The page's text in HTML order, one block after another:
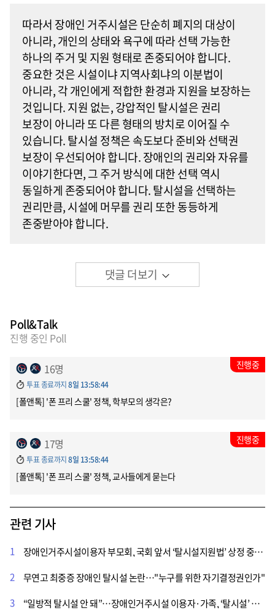
따라서 장애인 거주시설은 단순히 폐지의 대상이
아니라, 개인의 상태와 욕구에 따라 선택 가능한
하나의 주거 및 지원 형태로 존중되어야 합니다.
중요한 것은 시설이냐 지역사회냐의 이분법이
아니라, 각 개인에게 적합한 환경과 지원을 보장하는
것입니다. 지원 없는, 강압적인 탈시설은 권리
보장이 아니라 또 다른 형태의 방치로 이어질 수
있습니다. 탈시설 정책은 속도보다 준비와 선택권
보장이 우선되어야 합니다. 장애인의 권리와 자유를
이야기한다면, 그 주거 방식에 대한 선택 역시
동일하게 존중되어야 합니다. 탈시설을 선택하는
권리만큼, 시설에 머무를 권리 또한 동등하게
존중받아야 합니다.
댓글 더보기
Poll&Talk
진행 중인 Poll
진행중
16명
투표 종료까지8일 13:58:44
[폴앤톡] '폰 프리 스쿨' 정책, 학부모의 생각은?
진행중
17명
투표 종료까지8일 13:58:44
[폴앤톡] '폰 프리 스쿨' 정책, 교사들에게 묻는다
관련 기사
1
장애인거주시설이용자 부모회, 국회 앞서 ‘탈시설지원법’ 상정 중단 촉구
2
무연고 최중증 장애인 탈시설 논란…"누구를 위한 자기결정권인가"
3
“일방적 탈시설 안 돼”…장애인거주시설 이용자·가족, ‘탈시설’ 법안 폐기 촉구